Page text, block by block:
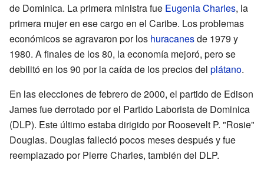
de Dominica. La primera ministra fue Eugenia Charles, la
primera mujer en ese cargo en el Caribe. Los problemas
económicos se agravaron por los huracanesde 1979 y
1980. A finales de los 80, la economía mejoró, pero se
debilitó en los 90 por la caída de los precios del plátano.
En las elecciones de febrero de 2000, el partido de Edison
James fue derrotado por el Partido Laborista de Dominica
(DLP). Este último estaba dirigido por Roosevelt P. "Rosie"
Douglas. Douglas falleció pocos meses después y fue
reemplazado por Pierre Charles, también del DLP.